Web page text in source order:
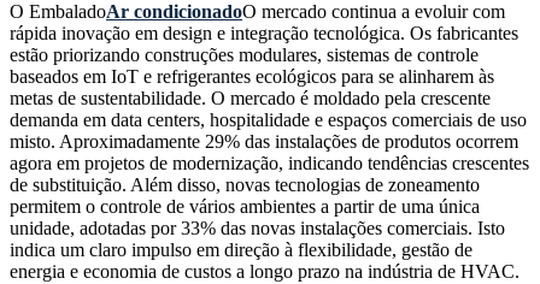
O EmbaladoAr condicionadoO mercado continua a evoluir com
rápida inovação em design e integração tecnológica. Os fabricantes
estão priorizando construções modulares, sistemas de controle
baseados em IoT e refrigerantes ecológicos para se alinharem às
metas de sustentabilidade. O mercado é moldado pela crescente
demanda em data centers, hospitalidade e espaços comerciais de uso
misto. Aproximadamente 29% das instalações de produtos ocorrem
agora em projetos de modernização, indicando tendências crescentes
de substituição. Além disso, novas tecnologias de zoneamento
permitem o controle de vários ambientes a partir de uma única
unidade, adotadas por 33% das novas instalações comerciais. Isto
indica um claro impulso em direção à flexibilidade, gestão de
energia e economia de custos a longo prazo na indústria de HVAC.